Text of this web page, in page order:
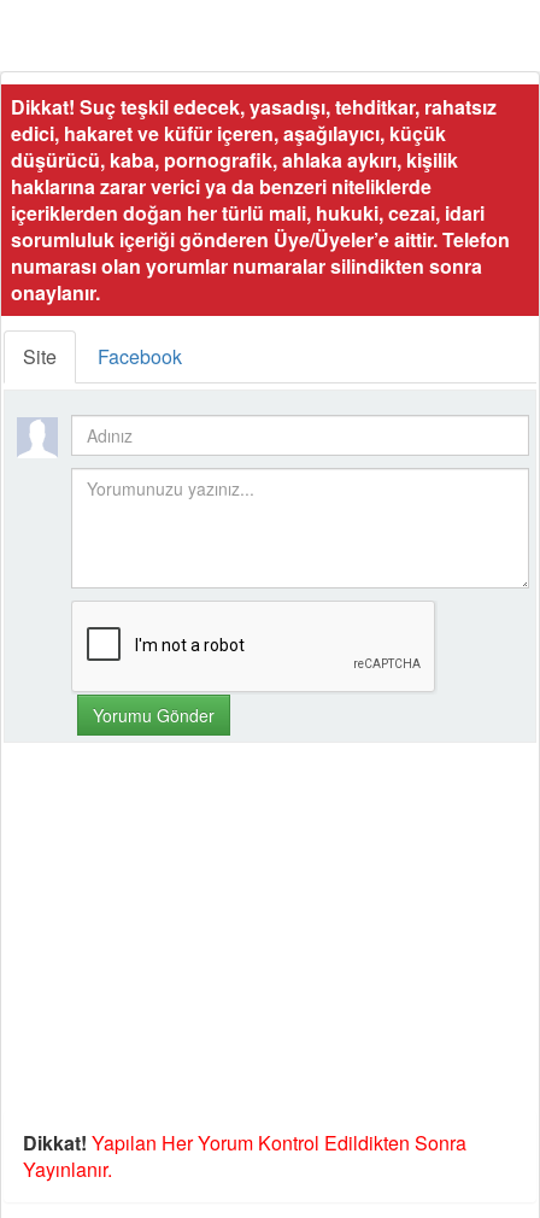
Dikkat! Suç teşkil edecek, yasadışı, tehditkar, rahatsız
edici, hakaret ve küfür içeren, aşağılayıcı, küçük
düşürücü, kaba, pornografik, ahlaka aykırı, kişilik
haklarına zarar verici ya da benzeri niteliklerde
içeriklerden doğan her türlü mali, hukuki, cezai, idari
sorumluluk içeriği gönderen Üye/Üyeler’e aittir. Telefon
numarası olan yorumlar numaralar silindikten sonra
onaylanır.
Site Facebook
Dikkat! Yapılan Her Yorum Kontrol Edildikten Sonra
Yayınlanır.